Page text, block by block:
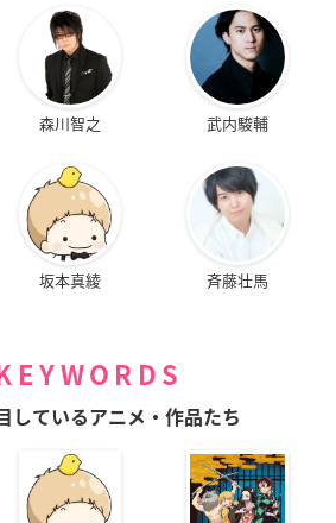
森川智之 武内駿輔
坂本真綾 斉藤壮馬
KEYWORDS
しているアニメ・作品たち